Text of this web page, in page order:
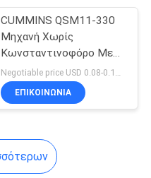
13
CUMMINS QSM11-330
Μηχανή Χωρίς
Κωνσταντινοφόρο Με
Κεσλερ D102PL341
Άξονας Οδήγησης
ΕΠΙΚΟΙΝΩΝΙΑ